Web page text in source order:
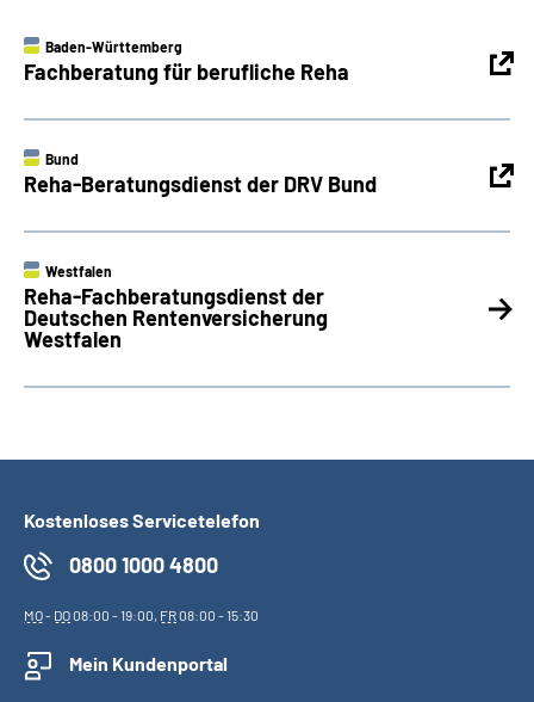
Baden-Württemberg
Fachberatung für berufliche Reha
Bund
Reha-Beratungsdienst der DRV Bund
Westfalen
Reha-Fachberatungsdienst der
Deutschen Rentenversicherung
Westfalen
Kostenloses Servicetelefon
0800 1000 4800
MO- DO08:00 - 19:00, FR08:00 - 15:30
Mein Kundenportal